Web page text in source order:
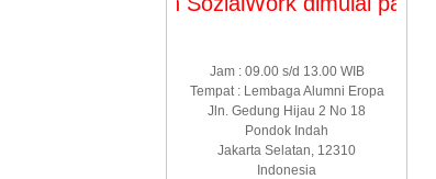
Jam : 09.00 s/d 13.00 WIB
Tempat : Lembaga Alumni Eropa
Jln. Gedung Hijau 2 No 18
Pondok Indah
Jakarta Selatan, 12310
Indonesia